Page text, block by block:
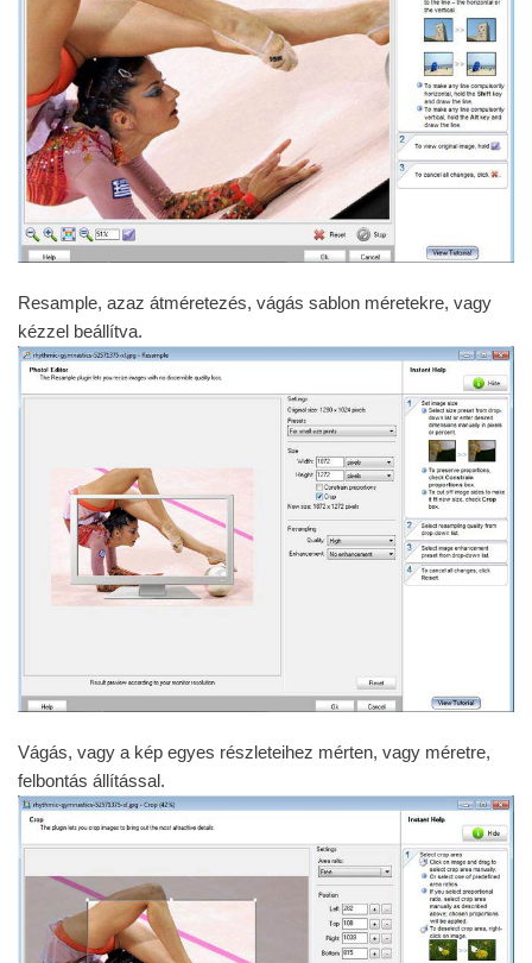
Resample, azaz átméretezés, vágás sablon méretekre, vagy
kézzel beállítva.
Vágás, vagy a kép egyes részleteihez mérten, vagy méretre,
felbontás állítással.